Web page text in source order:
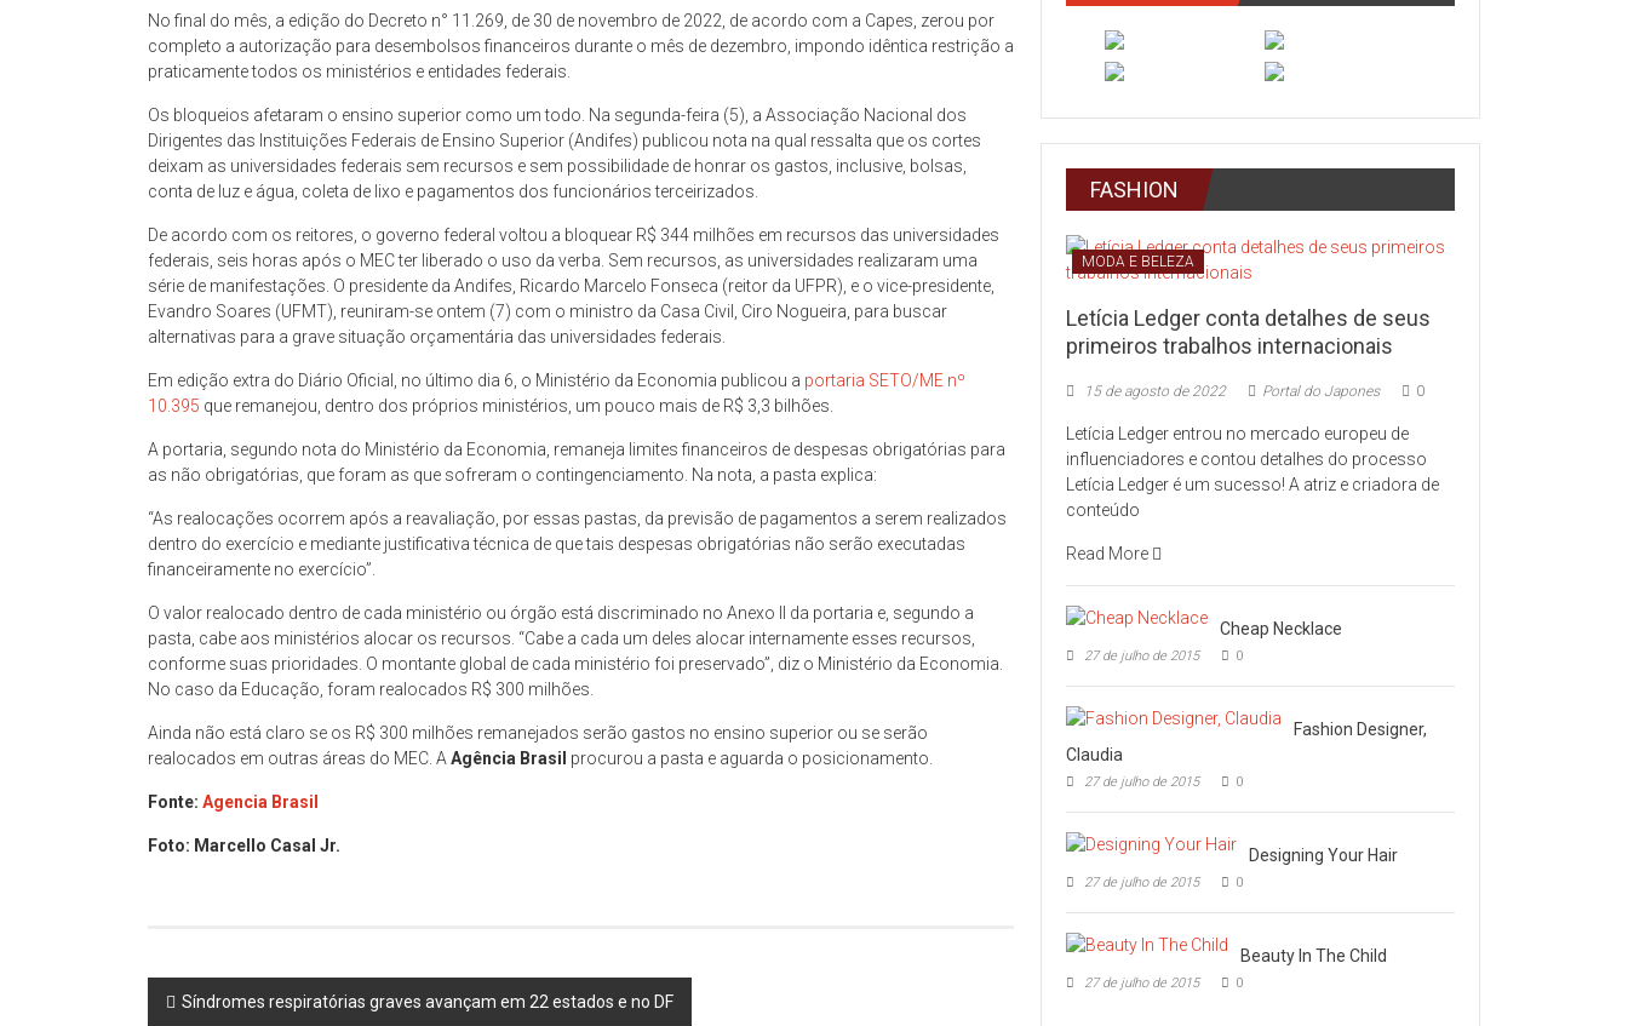
No final do mês, a edição do Decreto n° 11.269, de 30 de novembro de 2022, de acordo com a Capes, zerou por
completo a autorização para desembolsos financeiros durante o mês de dezembro, impondo idêntica restrição a
praticamente todos os ministérios e entidades federais.
Os bloqueios afetaram o ensino superior como um todo. Na segunda-feira (5), a Associação Nacional dos
Dirigentes das Instituições Federais de Ensino Superior (Andifes) publicou nota na qual ressalta que os cortes
deixam as universidades federais sem recursos e sem possibilidade de honrar os gastos, inclusive, bolsas,
conta de luz e água, coleta de lixo e pagamentos dos funcionários terceirizados.
De acordo com os reitores, o governo federal voltou a bloquear R$ 344 milhões em recursos das universidades
federais, seis horas após o MEC ter liberado o uso da verba. Sem recursos, as universidades realizaram uma
série de manifestações. O presidente da Andifes, Ricardo Marcelo Fonseca (reitor da UFPR), e o vice-presidente,
Evandro Soares (UFMT), reuniram-se ontem (7) com o ministro da Casa Civil, Ciro Nogueira, para buscar
alternativas para a grave situação orçamentária das universidades federais.
Em edição extra do Diário Oficial, no último dia 6, o Ministério da Economia publicou a portaria SETO/ME nº
10.395 que remanejou, dentro dos próprios ministérios, um pouco mais de R$ 3,3 bilhões.
A portaria, segundo nota do Ministério da Economia, remaneja limites financeiros de despesas obrigatórias para
as não obrigatórias, que foram as que sofreram o contingenciamento. Na nota, a pasta explica:
“As realocações ocorrem após a reavaliação, por essas pastas, da previsão de pagamentos a serem realizados
dentro do exercício e mediante justificativa técnica de que tais despesas obrigatórias não serão executadas
financeiramente no exercício”.
O valor realocado dentro de cada ministério ou órgão está discriminado no Anexo II da portaria e, segundo a
pasta, cabe aos ministérios alocar os recursos. “Cabe a cada um deles alocar internamente esses recursos,
conforme suas prioridades. O montante global de cada ministério foi preservado”, diz o Ministério da Economia.
No caso da Educação, foram realocados R$ 300 milhões.
Ainda não está claro se os R$ 300 milhões remanejados serão gastos no ensino superior ou se serão
realocados em outras áreas do MEC. AAgência Brasil procurou a pasta e aguarda o posicionamento.
Fonte: Agencia Brasil
Foto: Marcello Casal Jr.
Post
Síndromes respiratórias graves avançam em 22 estados e no DF
FASHION
MODA E BELEZA
Letícia Ledger conta detalhes de seus
primeiros trabalhos internacionais
15 de agosto de 2022 Portal do Japones 0
Letícia Ledger entrou no mercado europeu de
influenciadores e contou detalhes do processo
Letícia Ledger é um sucesso! A atriz e criadora de
conteúdo
Read More
Cheap Necklace
27 de julho de 2015 0
Fashion Designer,
Claudia
27 de julho de 2015 0
Designing Your Hair
27 de julho de 2015 0
Beauty In The Child
27 de julho de 2015 0